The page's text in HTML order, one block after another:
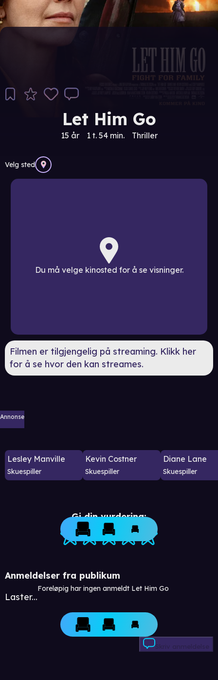
Let Him Go
15 år 1 t. 54 min. Thriller
Velg sted
Du må velge kinosted for å se visninger.
Filmen er tilgjengelig på streaming. Klikk her
for å se hvor den kan streames.
Annonse
Lesley Manville
Skuespiller
Kevin Costner
Skuespiller
Diane Lane
Skuespiller
Gi din vurdering:
Anmeldelser fra publikum
Laster...
Foreløpig har ingen anmeldt Let Him Go
Skriv anmeldelse